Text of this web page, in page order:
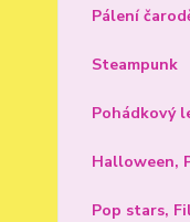
Pálení
Steampunk
Pohádkový
Halloween,
Pop stars,